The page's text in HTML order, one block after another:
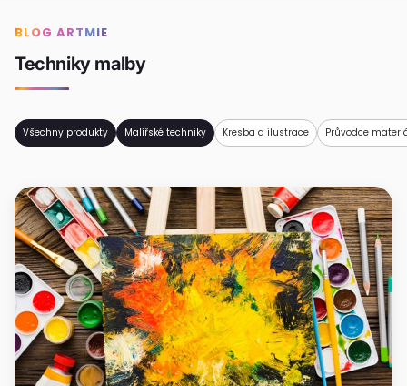
BLOG ARTMIE
Techniky malby
Všechny produkty Malířské techniky Kresba a ilustrace Průvodce